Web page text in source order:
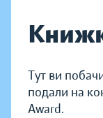
Тут ви
подали на
Award.